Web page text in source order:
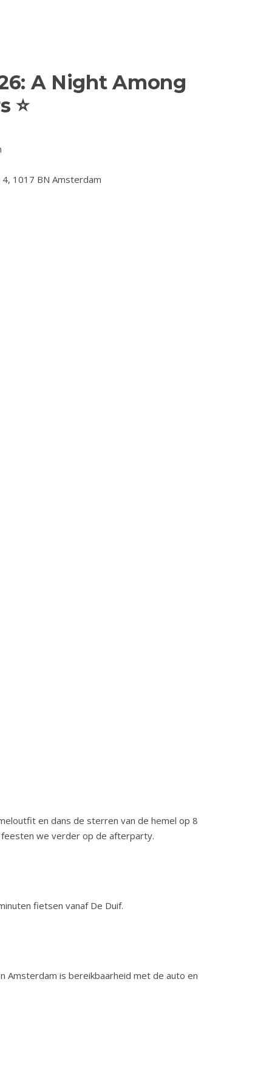
A Night Among
⭐
1017 BN Amsterdam
en dans de sterren van de hemel op 8
feesten we verder op de afterparty.
fietsen vanaf De Duif.
Amsterdam is bereikbaarheid met de auto en